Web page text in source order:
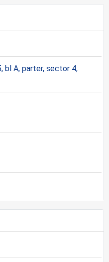
bl A, parter, sector 4,